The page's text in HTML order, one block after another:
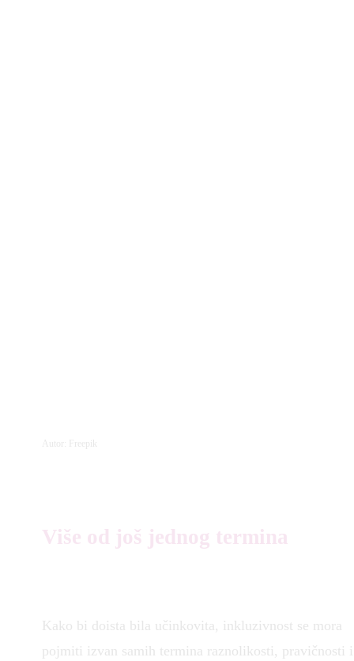
Autor: Freepik
Više od još jednog termina
Kako bi doista bila učinkovita, inkluzivnost se mora
pojmiti izvan samih termina raznolikosti, pravičnosti i